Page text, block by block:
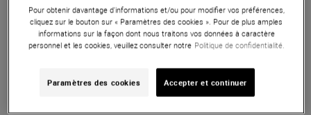
Autres Caractéristiques
personnel et les cookies, veuillez consulter notrePolitique de confidentialité.
Paramètres des cookies Accepter et continuer